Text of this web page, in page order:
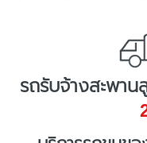
รถรับจ้างสะพา